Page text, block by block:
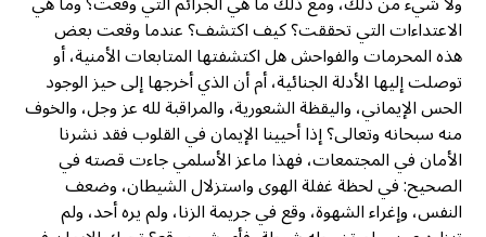
الاعتداءات التي تحققت؟ كيف اكتشف؟ عندما وقعت بعض
هذه المحرمات والفواحش هل اكتشفتها المتابعات الأمنية، أو
توصلت إليها الأدلة الجنائية، أم أن الذي أخرجها إلى حيز الوجود
الحس الإيماني، واليقظة الشعورية، والمراقبة لله عز وجل، والخوف
منه سبحانه وتعالى؟ إذا أحيينا الإيمان في القلوب فقد نشرنا
الأمان في المجتمعات، فهذا ماعز الأسلمي جاءت قصته في
الصحيح: في لحظة غفلة الهوى واستزلال الشيطان، وضعف
النفس، وإغراء الشهوة، وقع في جريمة الزنا، ولم يره أحد، ولم